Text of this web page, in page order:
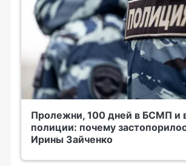
Пролежни, 100 дней в БСМП и
полиции: почему
Ирины Зайченко